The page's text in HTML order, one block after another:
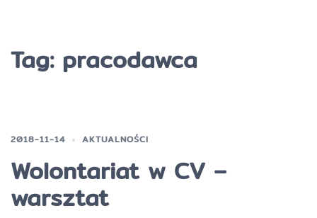
Tag: pracodawca
2018-11-14 AKTUALNOŚCI
Wolontariat w CV –
warsztat